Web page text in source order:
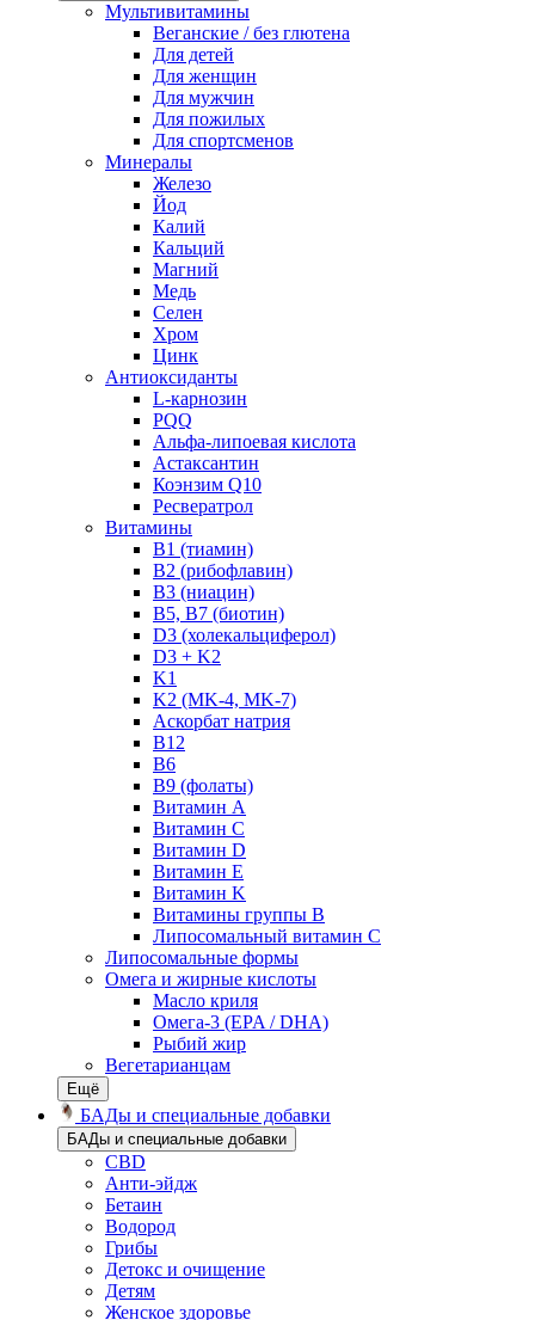
Мультивитамины
Веганские / без глютена
Для детей
Для женщин
Для мужчин
Для пожилых
Для спортсменов
Минералы
Железо
Йод
Калий
Кальций
Магний
Медь
Селен
Хром
Цинк
Антиоксиданты
L-карнозин
PQQ
Альфа-липоевая кислота
Астаксантин
Коэнзим Q10
Ресвератрол
Витамины
B1 (тиамин)
B2 (рибофлавин)
B3 (ниацин)
B5, B7 (биотин)
D3 (холекальциферол)
D3 + K2
K1
K2 (MK-4, MK-7)
Аскорбат натрия
В12
В6
В9 (фолаты)
Витамин A
Витамин C
Витамин D
Витамин E
Витамин K
Витамины группы B
Липосомальный витамин C
Липосомальные формы
Омега и жирные кислоты
Масло криля
Омега-3 (EPA / DHA)
Рыбий жир
Вегетарианцам
Ещё
БАДы и специальные добавки
БАДы и специальные добавки
CBD
Анти-эйдж
Бетаин
Водород
Грибы
Детокс и очищение
Детям
Женское здоровье